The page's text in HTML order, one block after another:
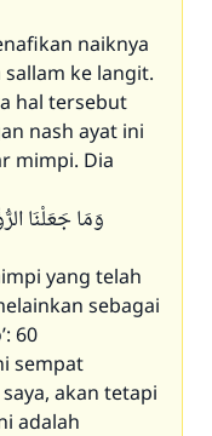
naiknya
ke langit.
hal tersebut
nash ayat ini
mimpi. Dia
وَمَا جَعَلْنَا
yang telah
sebagai
60
sempat
akan tetapi
adalah